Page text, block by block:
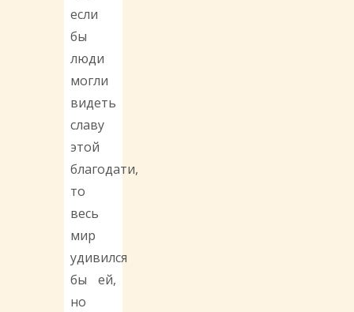
если
бы
люди
могли
видеть
славу
этой
благодати,
то
весь
мир
удивился
бы ей,
но